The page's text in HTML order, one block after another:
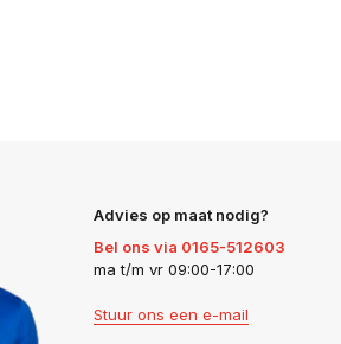
Advies op maat nodig?
Bel ons via 0165-512603
ma t/m vr 09:00-17:00
Stuur ons een e-mail